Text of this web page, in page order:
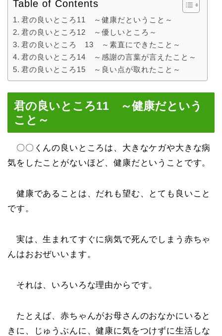
Table of Contents
君の良いところ11 ～健康だということ～
君の良いところ12 ～優しいところ～
君の良いところ 13 ～素直にできたこと～
君の良いところ14 ～感謝の言葉が言えたこと～
君の良いところ15 ～良い点が取れたこと～
君の良いところ11 ～健康だという
こと～
〇〇くんの良いところは、大きなケガや大きな病
気をしたことがないほど、健康だということです。
健康であることは、だれも望む、とても良いこと
です。
実は、生まれてすぐに病気で死んでしまう赤ちゃ
んはおおぜいいます。
それは、いろいろな理由からです。
たとえば、赤ちゃんがお母さんのおなかにいると
きに、じゅうぶんに、健康に気をつけずに生活しな